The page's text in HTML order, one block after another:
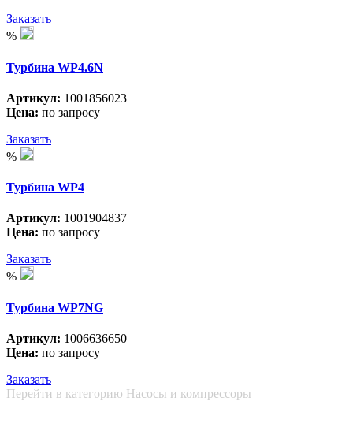
Заказать
%
Турбина WP4.6N
Артикул: 1001856023
Цена: по запросу
Заказать
%
Турбина WP4
Артикул: 1001904837
Цена: по запросу
Заказать
%
Турбина WP7NG
Артикул: 1006636650
Цена: по запросу
Заказать
Перейти в категорию Насосы и компрессоры